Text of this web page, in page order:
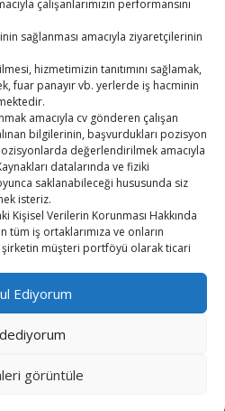
çalışanlarımızın performansını
sağlanması amacıyla ziyaretçilerinin
hizmetimizin tanıtımını sağlamak,
fuar panayır vb. yerlerde iş hacminin
amacıyla cv gönderen çalışan
bilgilerinin, başvurdukları pozisyon
değerlendirilmek amacıyla
datalarında ve fiziki
saklanabileceği hususunda siz
isteriz.
Kişisel Verilerin Korunması Hakkında
tüm iş ortaklarımıza ve onların
şirketin müşteri portföyü olarak ticari
de belirtmek isteriz.
amaçla aktarılacağını açıklamak
ile güvendedir. Bu verilerinizi 3.
3. Kişiler ve kurumlar ile paylaşma
Ediyorum
​​görüntüle
Odası’nın yeni
Rektörü Prof. Dr.
/ Borsa Meclis Üyeleri
Borsası’nı ziyaret etti
i-excelby TemplatesNext.